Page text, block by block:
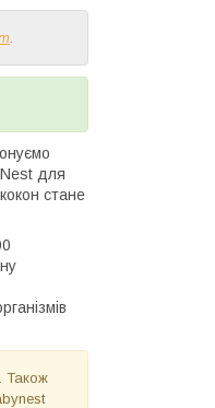
для
стане
Також